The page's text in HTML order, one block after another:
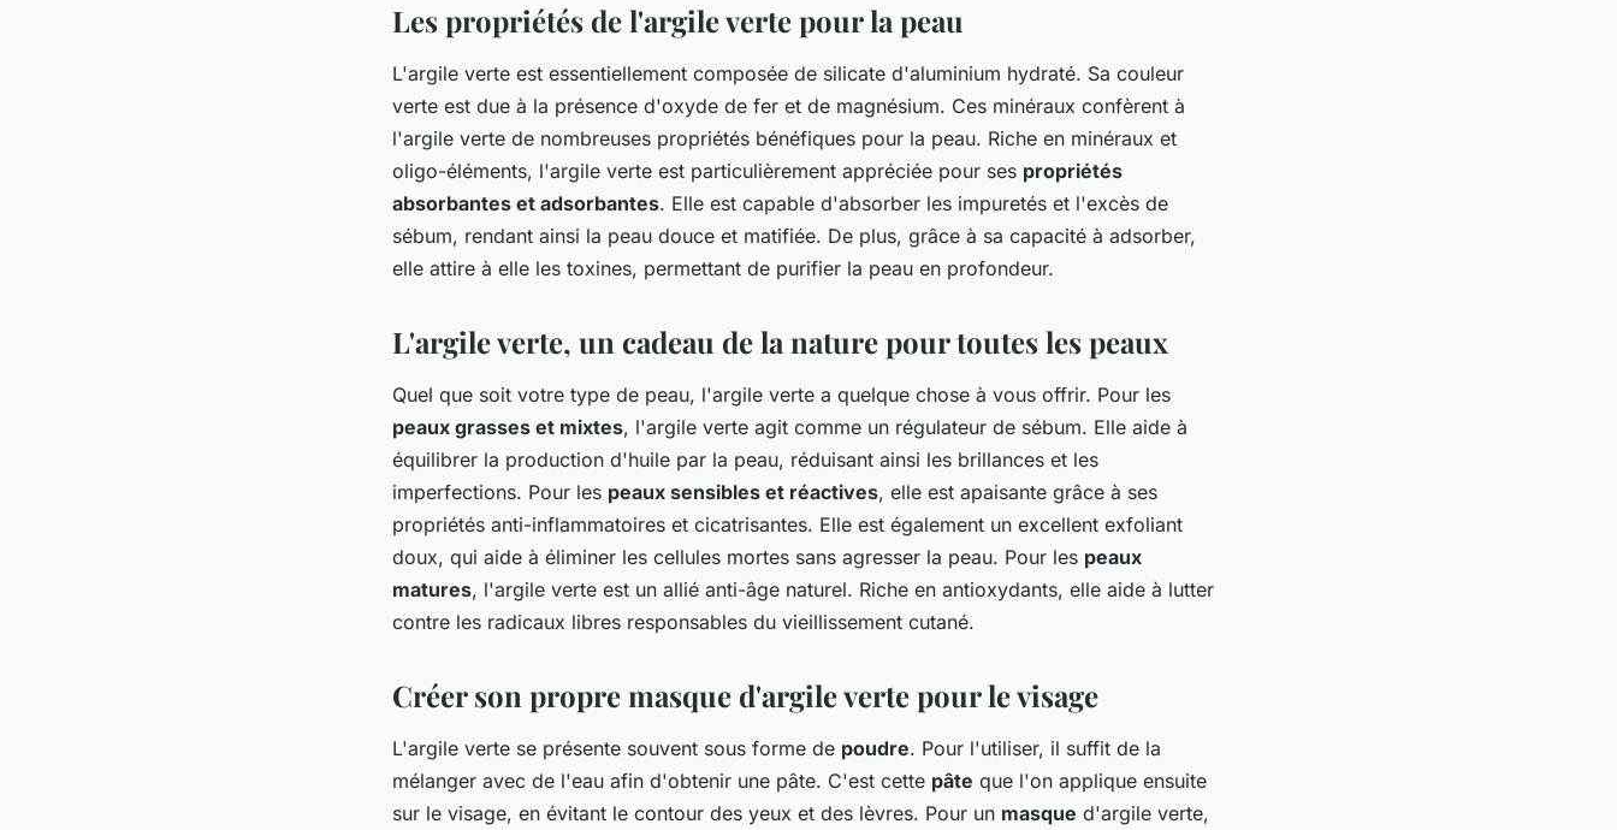
Les propriétés de l'argile verte pour la peau
L'argile verte est essentiellement composée de silicate d'aluminium hydraté. Sa couleur
verte est due à la présence d'oxyde de fer et de magnésium. Ces minéraux confèrent à
l'argile verte de nombreuses propriétés bénéfiques pour la peau. Riche en minéraux et
oligo-éléments, l'argile verte est particulièrement appréciée pour ses propriétés
absorbantes et adsorbantes. Elle est capable d'absorber les impuretés et l'excès de
sébum, rendant ainsi la peau douce et matifiée. De plus, grâce à sa capacité à adsorber,
elle attire à elle les toxines, permettant de purifier la peau en profondeur.
L'argile verte, un cadeau de la nature pour toutes les peaux
Quel que soit votre type de peau, l'argile verte a quelque chose à vous offrir. Pour les
peaux grasses et mixtes, l'argile verte agit comme un régulateur de sébum. Elle aide à
équilibrer la production d'huile par la peau, réduisant ainsi les brillances et les
imperfections. Pour les peaux sensibles et réactives, elle est apaisante grâce à ses
propriétés anti-inflammatoires et cicatrisantes. Elle est également un excellent exfoliant
doux, qui aide à éliminer les cellules mortes sans agresser la peau. Pour les peaux
matures, l'argile verte est un allié anti-âge naturel. Riche en antioxydants, elle aide à lutter
contre les radicaux libres responsables du vieillissement cutané.
Créer son propre masque d'argile verte pour le visage
L'argile verte se présente souvent sous forme de poudre. Pour l'utiliser, il suffit de la
mélanger avec de l'eau afin d'obtenir une pâte. C'est cette pâte que l'on applique ensuite
sur le visage, en évitant le contour des yeux et des lèvres. Pour un masque d'argile verte,